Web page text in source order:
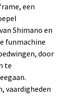
een
Shimano en
funmachine
door
te
vaardigheden